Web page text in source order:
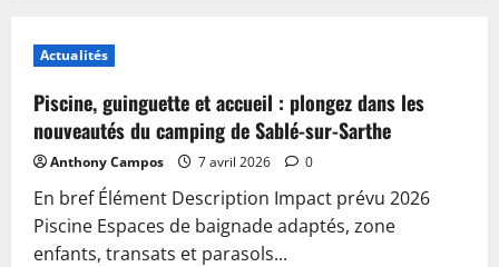
Actualités
Piscine, guinguette et accueil : plongez dans les
nouveautés du camping de Sablé-sur-Sarthe
Anthony Campos 7 avril 2026 0
En bref Élément Description Impact prévu 2026
Piscine Espaces de baignade adaptés, zone
enfants, transats et parasols...